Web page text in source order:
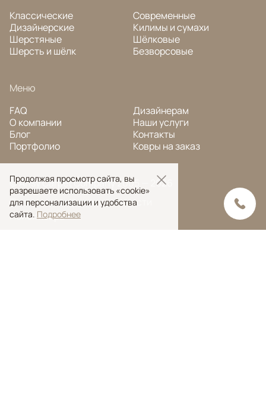
Классические
Дизайнерские
Шерстяные
Шерсть и шёлк
Современные
Килимы и сумахи
Шёлковые
Безворсовые
Меню
FAQ
О компании
Блог
Портфолио
Дизайнерам
Наши услуги
Контакты
Ковры на заказ
© Ansy Carpet Company 2005 — 2026
Политика конфиденциальности
Поиск ковра
Продолжая просмотр сайта, вы
разрешаете использовать «cookie»
для персонализации и удобства
сайта. Подробнее